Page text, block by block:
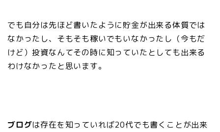
でも自分は先ほど書いたように貯金が出来る体質では
なかったし、そもそも稼いでもいなかったし（今もだ
けど）投資なんてその時に知っていたとしても出来る
わけなかったと思います。
ブログは存在を知っていれば20代でも書くことが出来